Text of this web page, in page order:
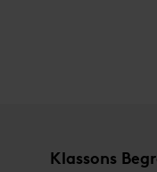
Klassons